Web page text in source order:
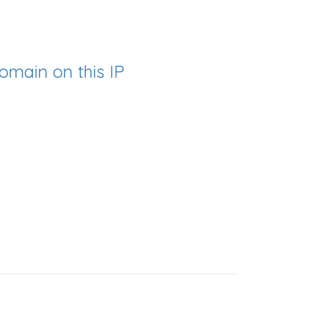
on this IP